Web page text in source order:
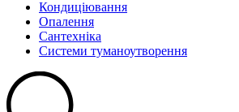
Кондиціювання
Опалення
Сантехніка
Системи туманоутворення